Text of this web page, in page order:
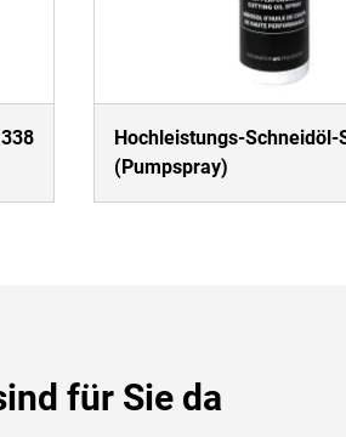
Hochleistungs-Schneidöl-
(Pumpspray)
für Sie da